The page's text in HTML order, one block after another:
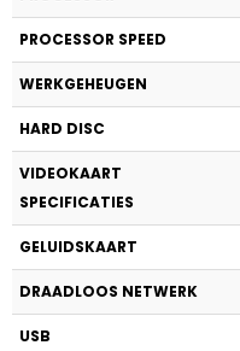
PROCESSOR SPEED
WERKGEHEUGEN
HARD DISC
VIDEOKAART
SPECIFICATIES
GELUIDSKAART
DRAADLOOS NETWERK
USB